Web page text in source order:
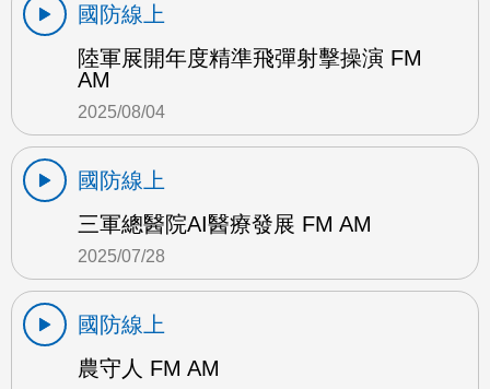
國防線上
陸軍展開年度精準飛彈射擊操演 FM
AM
2025/08/04
國防線上
三軍總醫院AI醫療發展 FM AM
2025/07/28
國防線上
農守人 FM AM